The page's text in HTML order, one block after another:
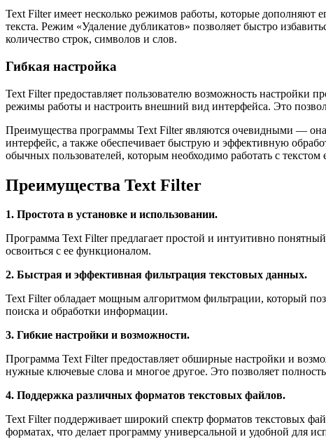
Text Filter имеет несколько режимов работы, которые дополняют
текста. Режим «Удаление дубликатов» позволяет быстро
количество строк, символов и слов.
Гибкая настройка
Text Filter предоставляет пользователю возможность настройки
режимы работы и настроить внешний вид интерфейса. Это
Преимущества программы Text Filter являются очевидными — она
интерфейс, а также обеспечивает быструю и эффективную
обычных пользователей, которым необходимо работать с текстом
Преимущества Text Filter
1. Простота в установке и использовании.
Программа Text Filter предлагает простой и интуитивно
освоиться с ее функционалом.
2. Быстрая и эффективная фильтрация текстовых данных.
Text Filter обладает мощным алгоритмом фильтрации, который
поиска и обработки информации.
3. Гибкие настройки и возможности.
Программа Text Filter предоставляет обширные настройки и
нужные ключевые слова и многое другое. Это позволяет
4. Поддержка различных форматов текстовых файлов.
Text Filter поддерживает широкий спектр форматов текстовых
форматах, что делает программу универсальной и удобной для